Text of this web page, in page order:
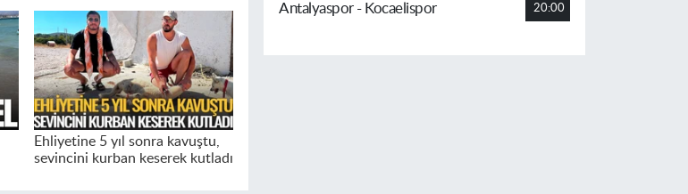
Ehliyetine 5 yıl sonra kavuştu,
sevincini kurban keserek kutladı
Antalyaspor - Kocaelispor 20:00